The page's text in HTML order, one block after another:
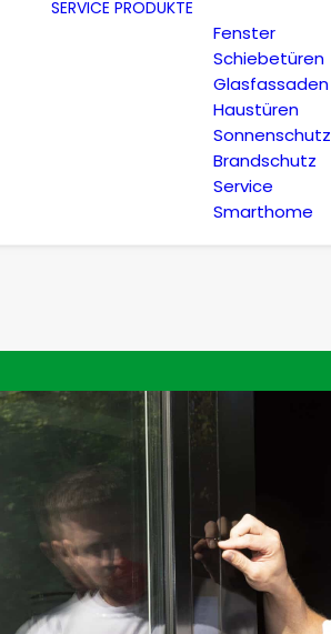
SERVICE PRODUKTE
Fenster
Schiebetüren
Glasfassaden
Haustüren
Sonnenschutz
Brandschutz
Service
Smarthome